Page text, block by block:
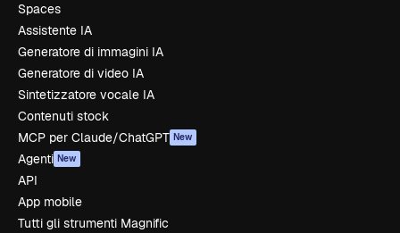
Spaces
Assistente IA
Generatore di immagini IA
Generatore di video IA
Sintetizzatore vocale IA
Contenuti stock
MCP per Claude/ChatGPT New
Agenti New
API
App mobile
Tutti gli strumenti Magnific